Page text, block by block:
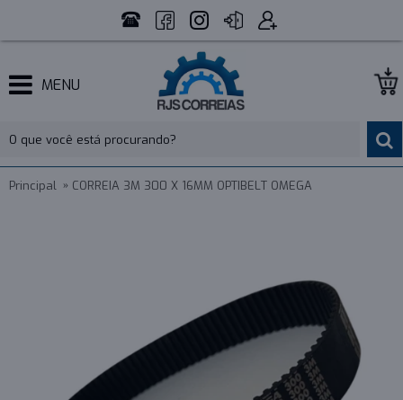
MENU
Principal CORREIA 3M 300 X 16MM OPTIBELT OMEGA